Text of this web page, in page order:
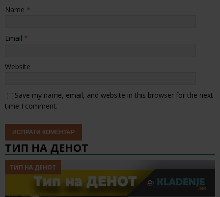
Name *
Email *
Website
Save my name, email, and website in this browser for the next
time I comment.
ТИП НА ДЕНОТ
ТИП НА ДЕНОТ